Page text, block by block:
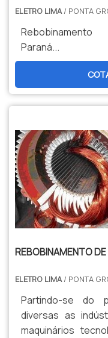
ELETRO LIMA/ PONTA
Rebobinamento
Paraná...
REBOBINAMENTO
ELETRO LIMA/ PONTA
Partindo-se do
diversas as
maquinários